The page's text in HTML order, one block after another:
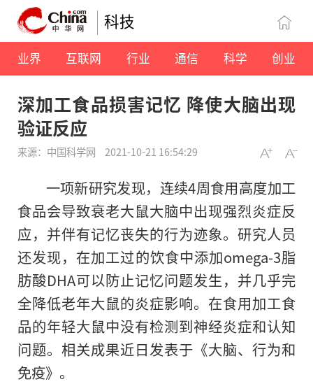
科技
业界 互联网 行业 通信 科学 创业
深加工食品损害记忆 降使大脑出现
验证反应
来源：中国科学网 2021-10-21 16:54:29
一项新研究发现，连续4周食用高度加工
食品会导致衰老大鼠大脑中出现强烈炎症反
应，并伴有记忆丧失的行为迹象。研究人员
还发现，在加工过的饮食中添加omega-3脂
肪酸DHA可以防止记忆问题发生，并几乎完
全降低老年大鼠的炎症影响。在食用加工食
品的年轻大鼠中没有检测到神经炎症和认知
问题。相关成果近日发表于《大脑、行为和
免疫》。